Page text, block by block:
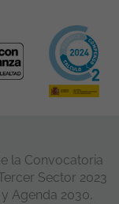
la Convocatoria
Sector 2023
Agenda 2030,